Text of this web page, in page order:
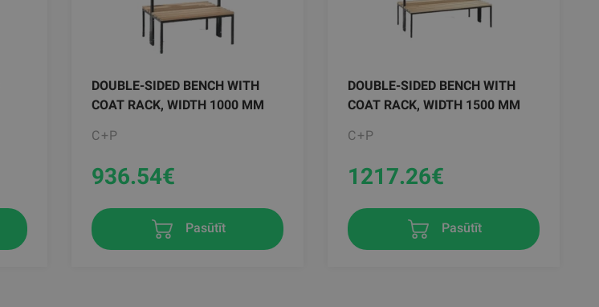
DOUBLE-SIDED BENCH WITH
COAT RACK, WIDTH 1000 MM
C+P
936.54€
Pasūtīt
DOUBLE-SIDED BENCH WITH
COAT RACK, WIDTH 1500 MM
C+P
1217.26€
Pasūtīt